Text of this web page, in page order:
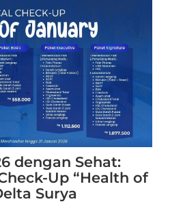
dengan Sehat:
Up “Health of
Surya